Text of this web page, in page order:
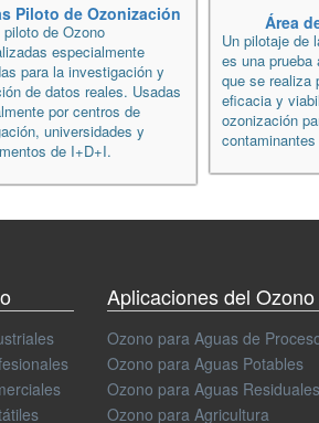
Piloto de Ozonización
de Ozono
especialmente
para la investigación y
de datos reales. Usadas
por centros de
universidades y
de I+D+I.
Área
Un pilotaje de
es una prueba
que se realiza
eficacia y
ozonización
Aplicaciones del Ozono
Ozono para Aguas de
Ozono para Aguas Potables
Ozono para Aguas Residuales
Ozono para Agricultura